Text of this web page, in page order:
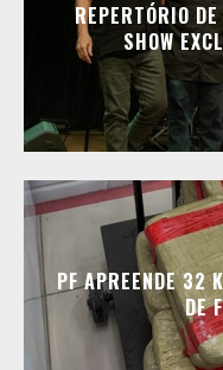
REPERTÓRIO
SHOW
PF APREENDE 32
DE